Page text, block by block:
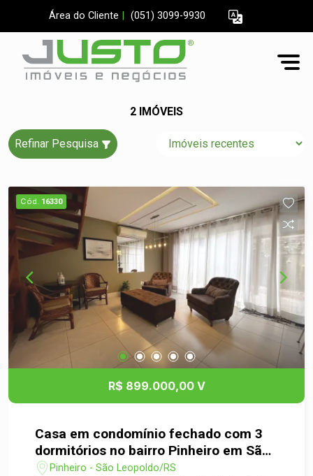
Área do Cliente (051) 3099-9930
2 IMÓVEIS
Refinar Pesquisa
Cód. 16330
R$ 899.000,00 V
Casa em condomínio fechado com 3
dormitórios no bairro Pinheiro em São
Leopoldo
Pinheiro - São Leopoldo/RS